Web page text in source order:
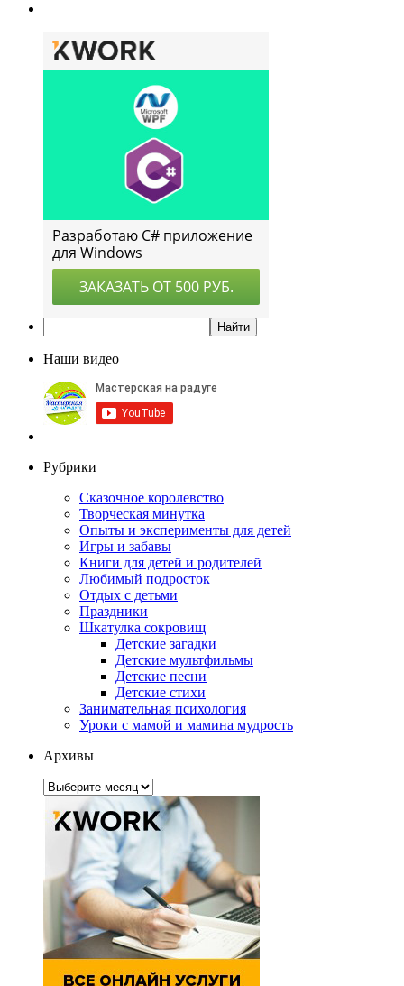
Наши видео
Рубрики
Сказочное королевство
Творческая минутка
Опыты и эксперименты для детей
Игры и забавы
Книги для детей и родителей
Любимый подросток
Отдых с детьми
Праздники
Шкатулка сокровищ
Детские загадки
Детские мультфильмы
Детские песни
Детские стихи
Занимательная психология
Уроки с мамой и мамина мудрость
Архивы
Архивы